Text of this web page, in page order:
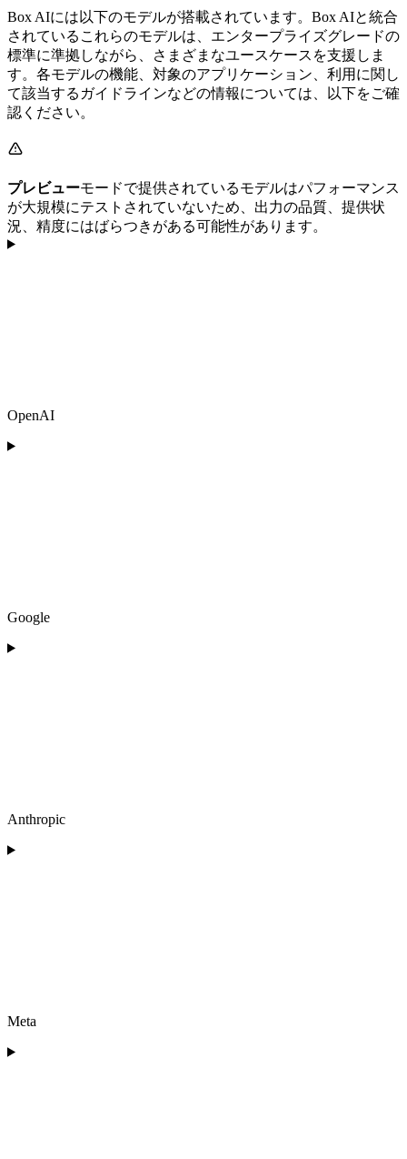
Box AIには以下のモデルが搭載されています。Box AIと統合
されているこれらのモデルは、エンタープライズグレードの
標準に準拠しながら、さまざまなユースケースを支援しま
す。各モデルの機能、対象のアプリケーション、利用に関し
て該当するガイドラインなどの情報については、以下をご確
認ください。
プレビューモードで提供されているモデルはパフォーマンス
が大規模にテストされていないため、出力の品質、提供状
況、精度にはばらつきがある可能性があります。
OpenAI
Google
Anthropic
Meta